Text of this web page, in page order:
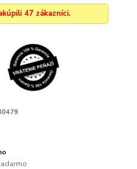
47 zákazníci.